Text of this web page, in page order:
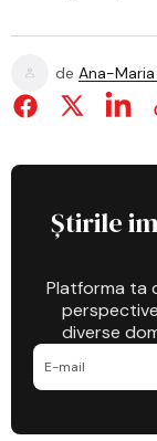
de Ana-
Știrile
Platforma ta
diverse